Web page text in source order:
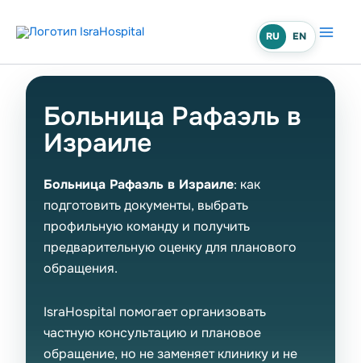
Больница Рафаэль в
Израиле
Больница Рафаэль в Израиле: как
подготовить документы, выбрать
профильную команду и получить
предварительную оценку для планового
обращения.
IsraHospital помогает организовать
частную консультацию и плановое
обращение, но не заменяет клинику и не
RU EN